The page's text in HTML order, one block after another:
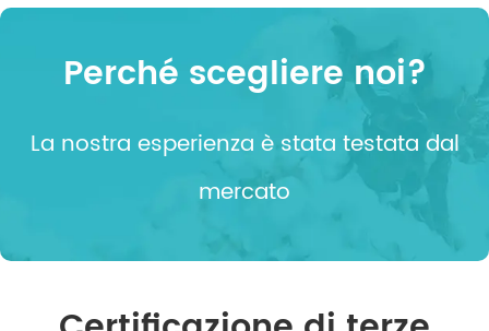
Perché scegliere noi?
La nostra esperienza è stata testata dal
mercato